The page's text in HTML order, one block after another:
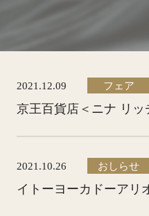
2021.12.09 フェア
2021.10.26 おしらせ